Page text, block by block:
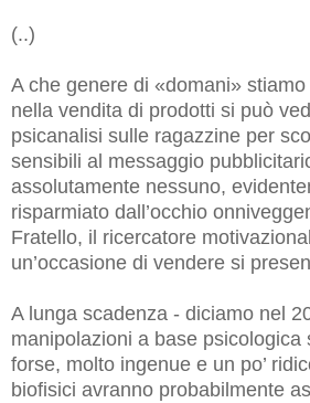
(..)
A che genere di «domani»
nella vendita di prodotti si può
psicanalisi sulle ragazzine per
sensibili al messaggio
assolutamente nessuno,
risparmiato dall’occhio
Fratello, il ricercatore
un’occasione di vendere si
A lunga scadenza - diciamo nel
manipolazioni a base psicologica
forse, molto ingenue e un po’
biofisici avranno probabilmente